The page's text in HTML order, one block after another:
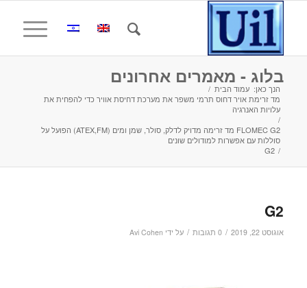
בלוג - מאמרים אחרונים
הנך כאן: עמוד הבית /
מד זרימת אויר דחוס תרמי משפר את מערכת דחיסת אוויר כדי להפחית את
עלויות האנרגיה
/
FLOMEC G2 מד זרימה מדויק לדלק, סולר, שמן ומים (ATEX,FM) הפועל על
סוללות עם אפשרות למודולים שונים
/
G2
G2
אוגוסט 22, 2019 / 0 תגובות / על ידי Avi Cohen